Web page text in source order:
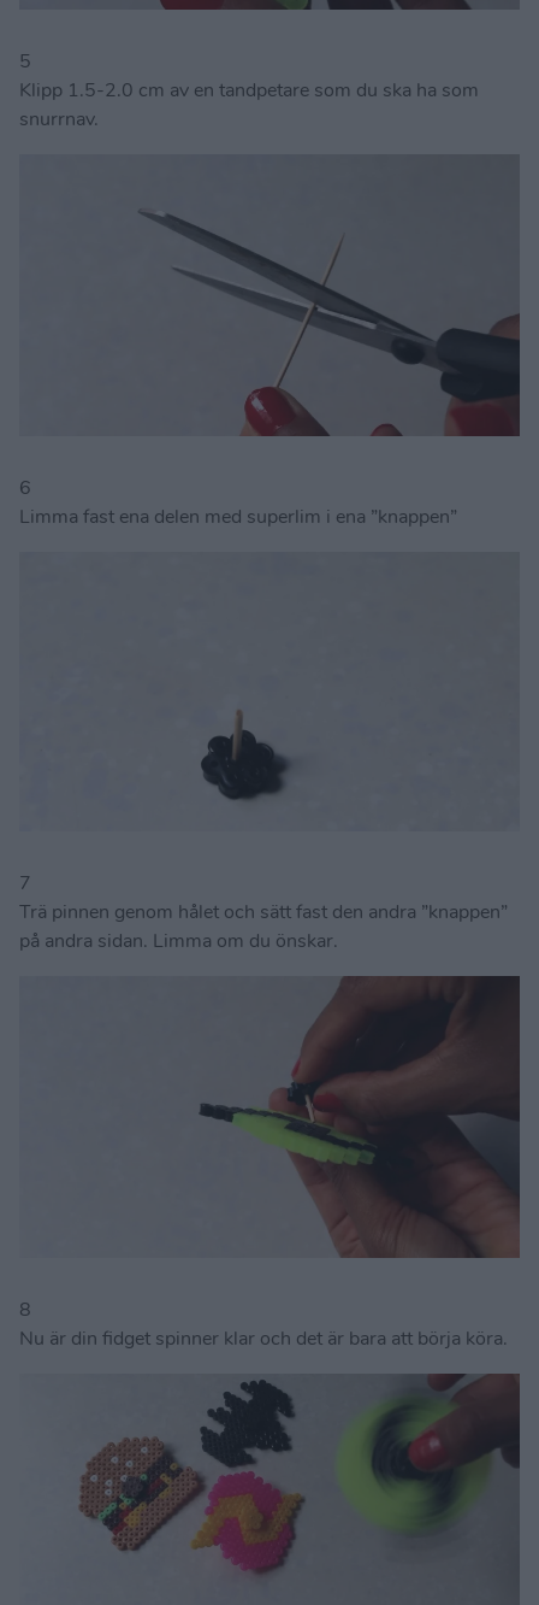
5
Klipp 1.5-2.0 cm av en tandpetare som du ska ha som
snurrnav.
6
Limma fast ena delen med superlim i ena ”knappen”
7
Trä pinnen genom hålet och sätt fast den andra ”knappen”
på andra sidan. Limma om du önskar.
8
Nu är din fidget spinner klar och det är bara att börja köra.